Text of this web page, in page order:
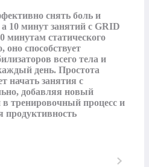
снять боль и
10 минут занятий с GRID
минутам статического
способствует
всего тела и
день. Простота
начать занятия с
добавляя новый
тренировочный процесс и
продуктивность